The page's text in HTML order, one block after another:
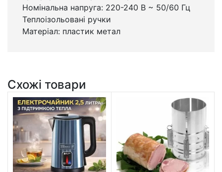
Номінальна напруга: 220-240 В ~ 50/60 Гц
Теплоізольовані ручки
Матеріал: пластик метал
Схожі товари